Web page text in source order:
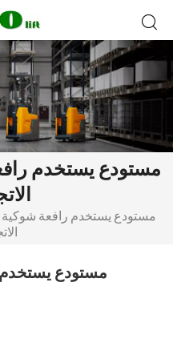
مستودع يستخدم
مستودع يستخدم رافعة شوكية
مستودع